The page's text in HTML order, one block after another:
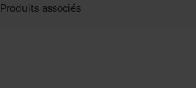
Produits associés